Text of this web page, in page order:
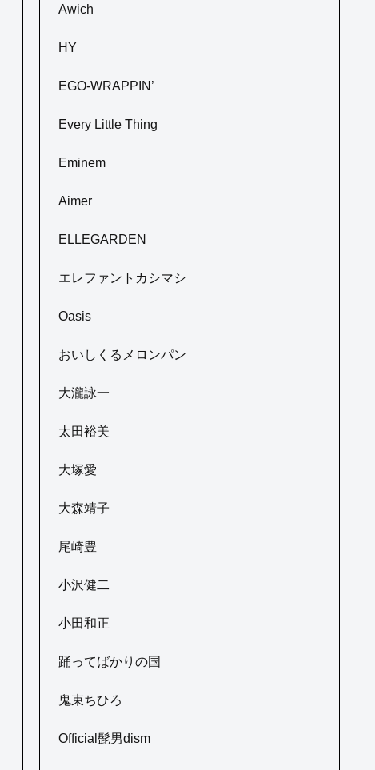
Awich
HY
EGO-WRAPPIN’
Every Little Thing
Eminem
Aimer
ELLEGARDEN
エレファントカシマシ
Oasis
おいしくるメロンパン
大瀧詠一
太田裕美
大塚愛
大森靖子
尾崎豊
小沢健二
小田和正
踊ってばかりの国
鬼束ちひろ
Official髭男dism